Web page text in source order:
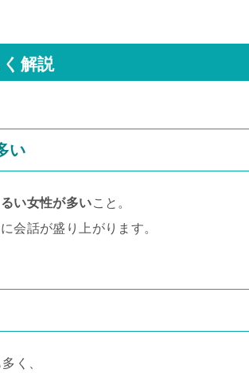
解説
い
い女性が多いこと。
会話が盛り上がります。
く、